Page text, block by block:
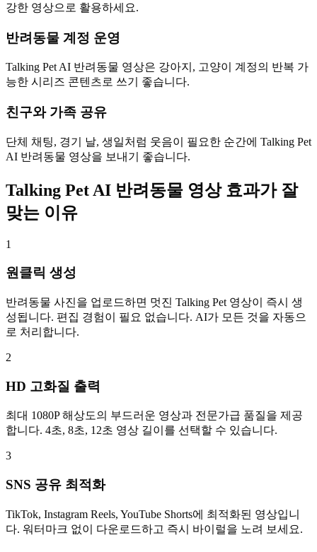
강한 영상으로 활용하세요.
반려동물 계정 운영
Talking Pet AI 반려동물 영상은 강아지, 고양이 계정의 반복 가
능한 시리즈 콘텐츠로 쓰기 좋습니다.
친구와 가족 공유
단체 채팅, 경기 날, 생일처럼 웃음이 필요한 순간에 Talking Pet
AI 반려동물 영상을 보내기 좋습니다.
Talking Pet AI 반려동물 영상 효과가 잘
맞는 이유
1
원클릭 생성
반려동물 사진을 업로드하면 멋진 Talking Pet 영상이 즉시 생
성됩니다. 편집 경험이 필요 없습니다. AI가 모든 것을 자동으
로 처리합니다.
2
HD 고화질 출력
최대 1080P 해상도의 부드러운 영상과 전문가급 품질을 제공
합니다. 4초, 8초, 12초 영상 길이를 선택할 수 있습니다.
3
SNS 공유 최적화
TikTok, Instagram Reels, YouTube Shorts에 최적화된 영상입니
다. 워터마크 없이 다운로드하고 즉시 바이럴을 노려 보세요.